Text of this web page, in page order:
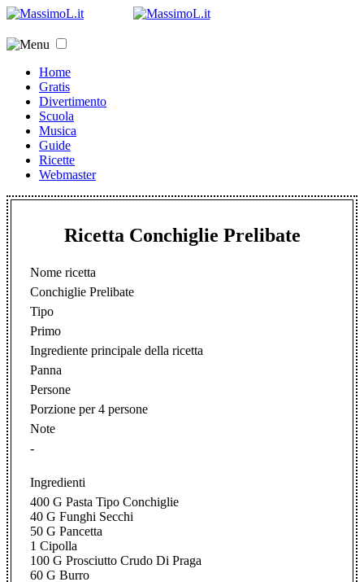
Home
Gratis
Divertimento
Scuola
Musica
Guide
Ricette
Webmaster
Ricetta Conchiglie Prelibate
Nome ricetta
Conchiglie Prelibate
Tipo
Primo
Ingrediente principale della ricetta
Panna
Persone
Porzione per 4 persone
Note
-
Ingredienti
400 G Pasta Tipo Conchiglie
40 G Funghi Secchi
50 G Pancetta
1 Cipolla
100 G Prosciutto Crudo Di Praga
60 G Burro